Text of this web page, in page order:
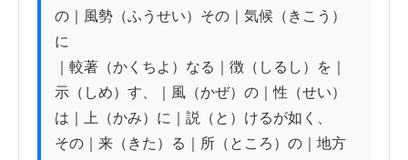
の｜風勢（ふうせい）その｜気候（きこう）
に
｜較著（かくちよ）なる｜徴（しるし）を｜
示（しめ）す、｜風（かぜ）の｜性（せい）
は｜上（かみ）に｜説（と）けるが如く、
その｜来（きた）る｜所（ところ）の｜地方